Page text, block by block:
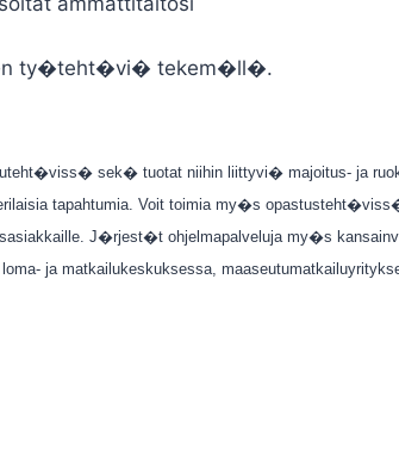
ty�teht�vi� tekem�ll�.
sek� tuotat niihin liittyvi� majoitus- ja
tapahtumia. Voit toimia my�s
J�rjest�t ohjelmapalveluja my�s
ja matkailukeskuksessa,